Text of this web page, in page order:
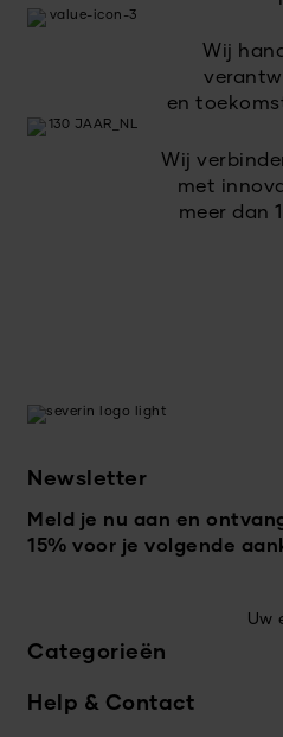
Wij
en
Wij
met
meer dan
Newsletter
Meld je nu aan en
15% voor je volgende
Uw
Categorieën
Help & Contact